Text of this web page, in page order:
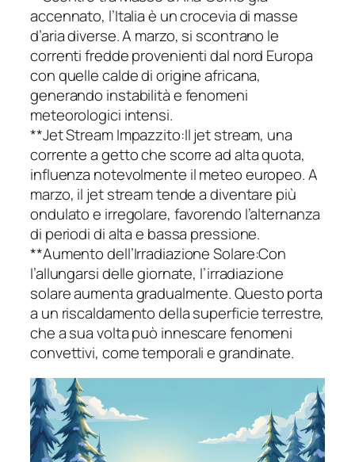
accennato, l’Italia è un crocevia di masse
d’aria diverse. A marzo, si scontrano le
correnti fredde provenienti dal nord Europa
con quelle calde di origine africana,
generando instabilità e fenomeni
meteorologici intensi.
**Jet Stream Impazzito:Il jet stream, una
corrente a getto che scorre ad alta quota,
influenza notevolmente il meteo europeo. A
marzo, il jet stream tende a diventare più
ondulato e irregolare, favorendo l’alternanza
di periodi di alta e bassa pressione.
**Aumento dell’Irradiazione Solare:Con
l’allungarsi delle giornate, l’irradiazione
solare aumenta gradualmente. Questo porta
a un riscaldamento della superficie terrestre,
che a sua volta può innescare fenomeni
convettivi, come temporali e grandinate.